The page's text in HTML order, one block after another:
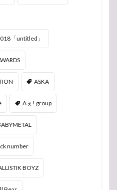
「untitled」
ASKA
Aぇ! group
number
BOYZ